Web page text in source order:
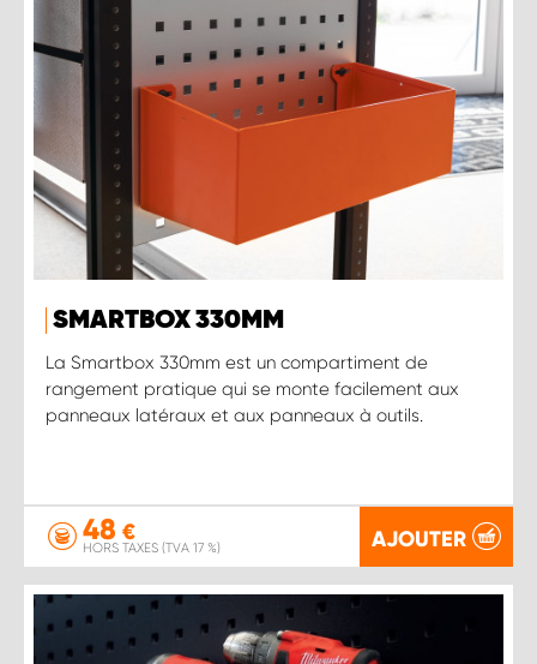
SMARTBOX 330MM
La Smartbox 330mm est un compartiment de
rangement pratique qui se monte facilement aux
panneaux latéraux et aux panneaux à outils.
48 €
HORS TAXES (TVA 17 %) AJOUTER